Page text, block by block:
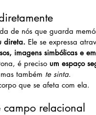
de nós que guarda
direta. Ele se expressa
imagens simbólicas e
é preciso um espaço
também te sinta.
que se afeta com ela.
relacional